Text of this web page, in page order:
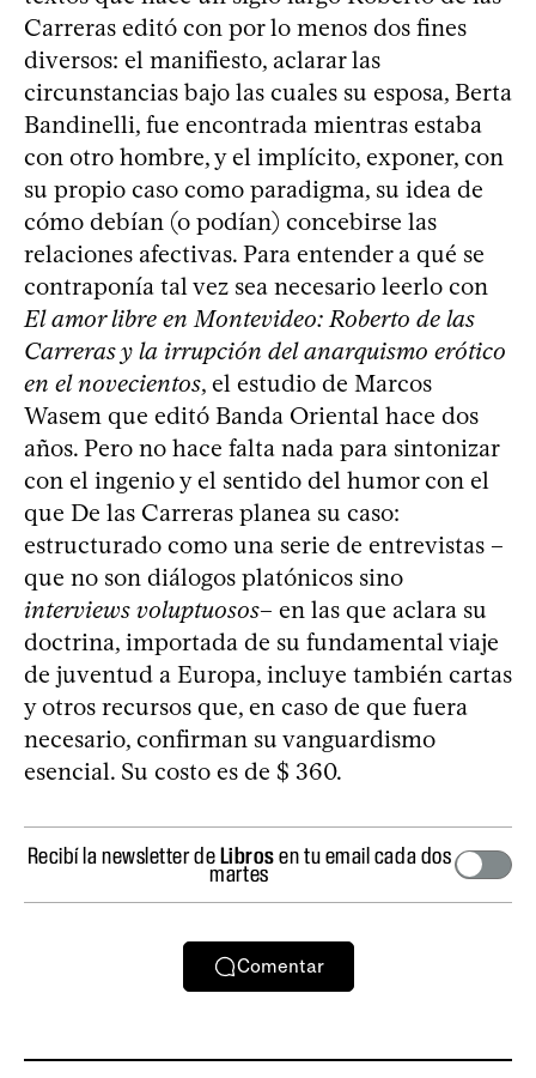
Carreras editó con por lo menos dos fines
diversos: el manifiesto, aclarar las
circunstancias bajo las cuales su esposa, Berta
Bandinelli, fue encontrada mientras estaba
con otro hombre, y el implícito, exponer, con
su propio caso como paradigma, su idea de
cómo debían (o podían) concebirse las
relaciones afectivas. Para entender a qué se
contraponía tal vez sea necesario leerlo con
El amor libre en Montevideo: Roberto de las
Carreras y la irrupción del anarquismo erótico
en el novecientos, el estudio de Marcos
Wasem que editó Banda Oriental hace dos
años. Pero no hace falta nada para sintonizar
con el ingenio y el sentido del humor con el
que De las Carreras planea su caso:
estructurado como una serie de entrevistas –
que no son diálogos platónicos sino
interviews voluptuosos– en las que aclara su
doctrina, importada de su fundamental viaje
de juventud a Europa, incluye también cartas
y otros recursos que, en caso de que fuera
necesario, confirman su vanguardismo
esencial. Su costo es de $ 360.
Recibí la newsletter deLibrosen tu email cada dos
martes
Comentar